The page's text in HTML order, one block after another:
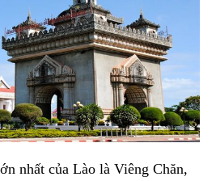
nhất của Lào là Viêng Chăn,